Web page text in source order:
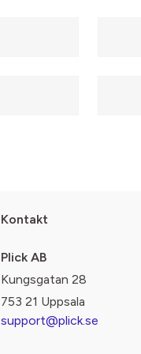
Kontakt
Plick AB
Kungsgatan 28
753 21 Uppsala
support@plick.se